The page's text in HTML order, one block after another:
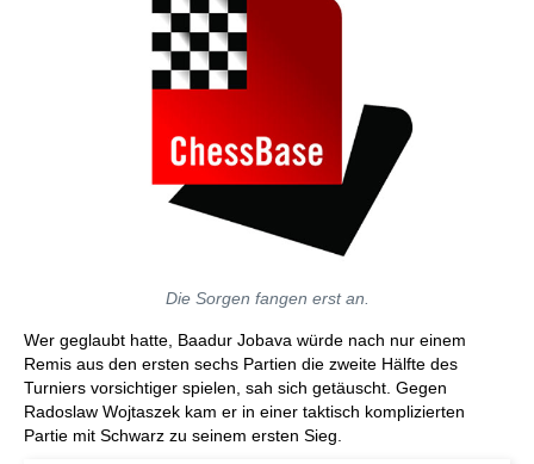
Die Sorgen fangen erst an.
Wer geglaubt hatte, Baadur Jobava würde nach nur einem
Remis aus den ersten sechs Partien die zweite Hälfte des
Turniers vorsichtiger spielen, sah sich getäuscht. Gegen
Radoslaw Wojtaszek kam er in einer taktisch komplizierten
Partie mit Schwarz zu seinem ersten Sieg.